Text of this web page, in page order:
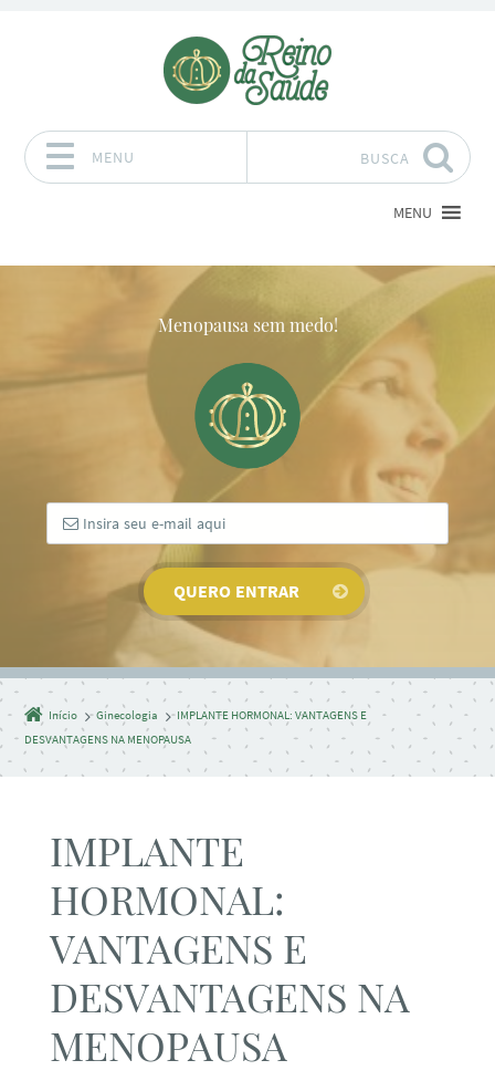
MENU
MENU
BUSCA
Menopausa sem medo!
Início Ginecologia
IMPLANTE HORMONAL: VANTAGENS E
DESVANTAGENS NA MENOPAUSA
IMPLANTE
HORMONAL:
VANTAGENS E
DESVANTAGENS NA
MENOPAUSA